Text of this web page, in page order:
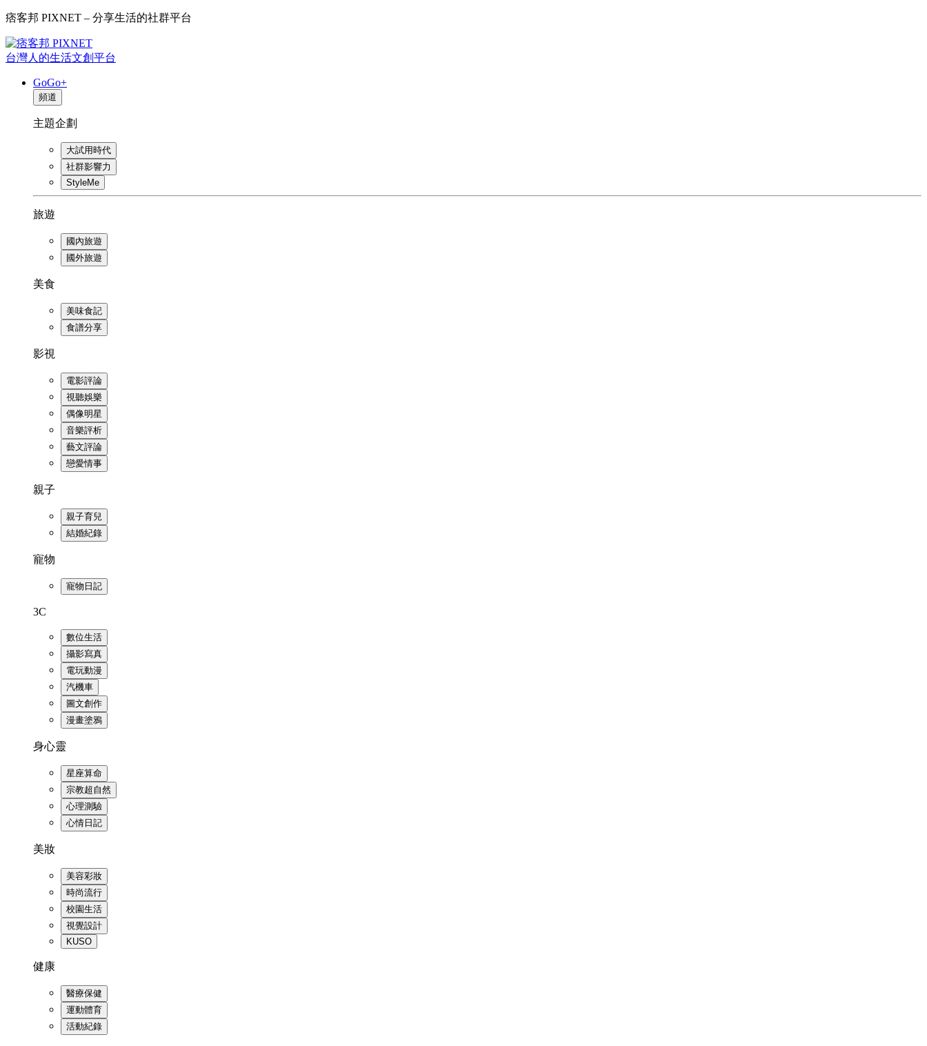
痞客邦 PIXNET – 分享生活的社群平台
台灣人的生活文創平台
GoGo+
頻道
主題企劃
大試用時代
社群影響力
StyleMe
旅遊
國內旅遊
國外旅遊
美食
美味食記
食譜分享
影視
電影評論
視聽娛樂
偶像明星
音樂評析
藝文評論
戀愛情事
親子
親子育兒
結婚紀錄
寵物
寵物日記
3C
數位生活
攝影寫真
電玩動漫
汽機車
圖文創作
漫畫塗鴉
身心靈
星座算命
宗教超自然
心理測驗
心情日記
美妝
美容彩妝
時尚流行
校園生活
視覺設計
KUSO
健康
醫療保健
運動體育
活動紀錄